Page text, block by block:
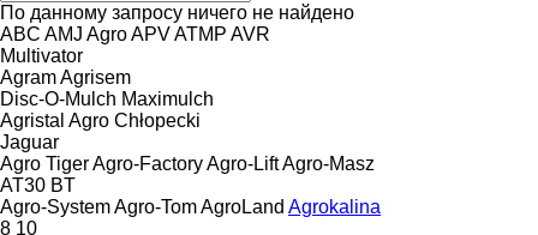
По данному запросу ничего не найдено
ABC AMJ AgroAPVATMP AVR
Multivator
AgramAgrisem
Disc-O-Mulch Maximulch
Agristal Agro Chłopecki
Jaguar
Agro TigerAgro-FactoryAgro-LiftAgro-Masz
AT30 BT
Agro-SystemAgro-TomAgroLand Agrokalina
8 10